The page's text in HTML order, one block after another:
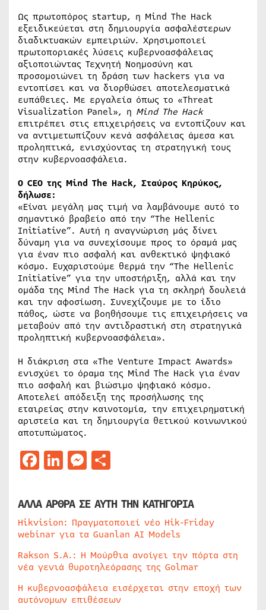
Ως πρωτοπόρος startup, η Mind The Hack
εξειδικεύεται στη δημιουργία ασφαλέστερων
διαδικτυακών εμπειριών. Χρησιμοποιεί
πρωτοποριακές λύσεις κυβερνοασφάλειας
αξιοποιώντας Τεχνητή Νοημοσύνη και
προσομοιώνει τη δράση των hackers για να
εντοπίσει και να διορθώσει αποτελεσματικά
ευπάθειες. Με εργαλεία όπως το «Threat
Visualization Panel», η Mind The Hack
επιτρέπει στις επιχειρήσεις να εντοπίζουν και
να αντιμετωπίζουν κενά ασφάλειας άμεσα και
προληπτικά, ενισχύοντας τη στρατηγική τους
στην κυβερνοασφάλεια.
Ο CEO της Mind The Hack, Σταύρος Κηρύκος,
δήλωσε:
«Είναι μεγάλη μας τιμή να λαμβάνουμε αυτό το
σημαντικό βραβείο από την “The Hellenic
Initiative”. Αυτή η αναγνώριση μάς δίνει
δύναμη για να συνεχίσουμε προς το όραμά μας
για έναν πιο ασφαλή και ανθεκτικό ψηφιακό
κόσμο. Ευχαριστούμε θερμά την “The Hellenic
Initiative” για την υποστήριξη, αλλά και την
ομάδα της Mind The Hack για τη σκληρή δουλειά
και την αφοσίωση. Συνεχίζουμε με το ίδιο
πάθος, ώστε να βοηθήσουμε τις επιχειρήσεις να
μεταβούν από την αντιδραστική στη στρατηγικά
προληπτική κυβερνοασφάλεια».
Η διάκριση στα «The Venture Impact Awards»
ενισχύει το όραμα της Mind The Hack για έναν
πιο ασφαλή και βιώσιμο ψηφιακό κόσμο.
Αποτελεί απόδειξη της προσήλωσης της
εταιρείας στην καινοτομία, την επιχειρηματική
αριστεία και τη δημιουργία θετικού κοινωνικού
αποτυπώματος.
Facebook
LinkedIn
Messenger
ΑΛΛΑ ΑΡΘΡΑ ΣΕ ΑΥΤΗ ΤΗΝ ΚΑΤΗΓΟΡΙΑ
Hikvision: Πραγματοποιεί νέο Hik-Friday
webinar για τα Guanlan AI Models
Rakson S.A.: Η Μούρθια ανοίγει την πόρτα στη
νέα γενιά θυροτηλεόρασης της Golmar
Η κυβερνοασφάλεια εισέρχεται στην εποχή των
αυτόνομων επιθέσεων